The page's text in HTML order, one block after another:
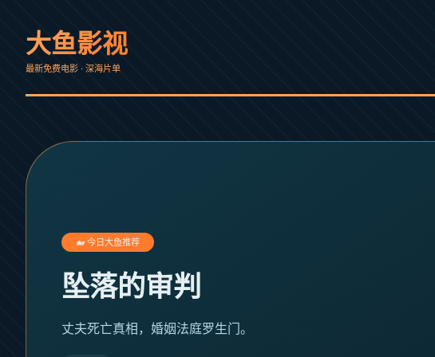
大鱼影视
最新免费电影 · 深海片单
🐋 今日大鱼推荐
坠落的审判
丈夫死亡真相，婚姻法庭罗生门。